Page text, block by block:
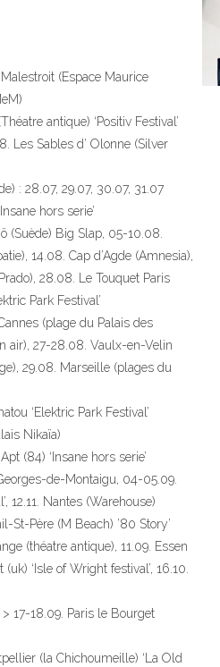
(Espace Maurice
antique) ‘Positiv Festival’
Les Sables d’ Olonne (Silver
: 28.07, 29.07, 30.07, 31.07
hors serie’
(Suède) Big Slap, 05-10.08.
14.08. Cap d’Agde (Amnesia),
28.08. Le Touquet Paris
Park Festival’
(plage du Palais des
air), 27-28.08. Vaulx-en-Velin
29.08. Marseille (plages du
‘Elektric Park Festival’
Nikaïa)
(84) ‘Insane hors serie’
de-Montaigu, 04-05.09.
12.11. Nantes (Warehouse)
St-Père (M Beach) ’80 Story’
(théatre antique), 11.09. Essen
‘Isle of Wright festival’, 16.10.
17-18.09. Paris le Bourget
(la Chichoumeille) ‘La Old